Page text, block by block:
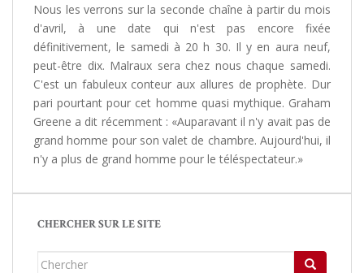
Nous les verrons sur la seconde chaîne à partir du mois
d'avril, à une date qui n'est pas encore fixée
définitivement, le samedi à 20 h 30. Il y en aura neuf,
peut-être dix. Malraux sera chez nous chaque samedi.
C'est un fabuleux conteur aux allures de prophète. Dur
pari pourtant pour cet homme quasi mythique. Graham
Greene a dit récemment : «Auparavant il n'y avait pas de
grand homme pour son valet de chambre. Aujourd'hui, il
n'y a plus de grand homme pour le téléspectateur.»
CHERCHER SUR LE SITE
Chercher...